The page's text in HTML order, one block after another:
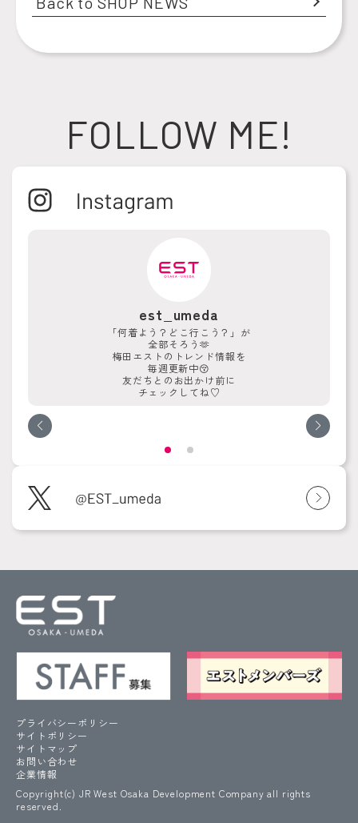
FOLLOW ME!
est_umeda
「何着よう？どこ行こう？」が
全部そろう🫶
梅田エストのトレンド情報を
毎週更新中😚
友だちとのお出かけ前に
チェックしてね♡
プライバシーポリシー
サイトポリシー
サイトマップ
お問い合わせ
企業情報
Copyright(c) JR West Osaka Development Company all rights
reserved.